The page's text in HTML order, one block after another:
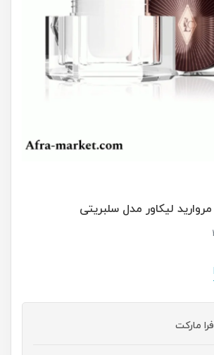
لیکاور مدل سلبریتی
مارکت